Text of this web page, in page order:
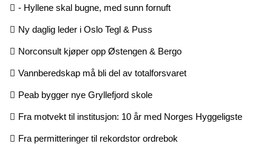
- Hyllene skal bugne, med sunn fornuft
Ny daglig leder i Oslo Tegl & Puss
Norconsult kjøper opp Østengen & Bergo
Vannberedskap må bli del av totalforsvaret
Peab bygger nye Gryllefjord skole
Fra motvekt til institusjon: 10 år med Norges Hyggeligste
Fra permitteringer til rekordstor ordrebok